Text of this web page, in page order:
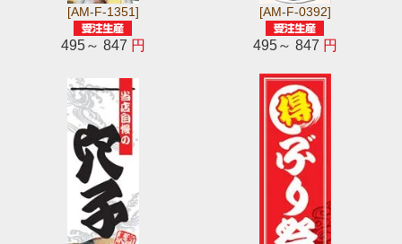
[AM-F-1351]
495～ 847 円
[AM-F-0392]
495～ 847 円